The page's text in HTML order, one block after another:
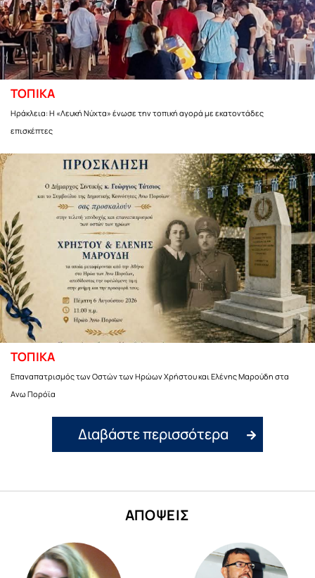
ΤΟΠΙΚΑ
Ηράκλεια: Η «Λευκή Νύχτα» ένωσε την τοπική αγορά με εκατοντάδες
επισκέπτες
ΤΟΠΙΚΑ
Επαναπατρισμός των Οστών των Ηρώων Χρήστου και Ελένης Μαρούδη στα
Ανω Πορόϊα
Διαβάστε περισσότερα
ΑΠΟΨΕΙΣ